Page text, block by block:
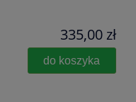
335,00 zł
do koszyka